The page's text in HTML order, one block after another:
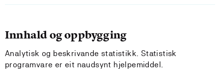
Innhald og oppbygging
Analytisk og beskrivande statistikk. Statistisk
programvare er eit naudsynt hjelpemiddel.